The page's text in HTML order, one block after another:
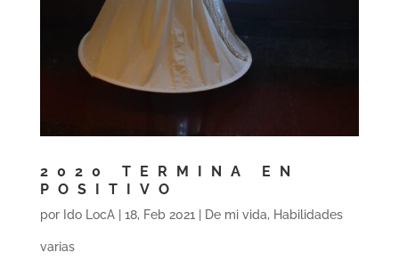
2020 TERMINA EN
POSITIVO
por Ido LocA| 18, Feb 2021 De mi vida, Habilidades
varias